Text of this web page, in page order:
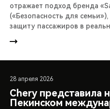
отражает подход бренда
(«Безопасность для
защиту пассажиров в
28 апреля 2026
Chery представила
Пекинском